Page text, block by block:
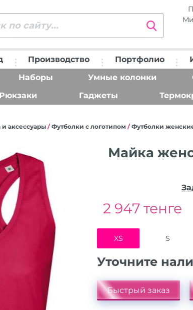
Производство Портфолио
Наборы Умные колонки
Рюкзаки Гаджеты
аксессуары / Футболки с логотипом / Футболки
Майка
2 947 тенге
XS S
Уточните
Быстрый заказ